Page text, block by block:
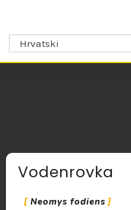
Hrvatski
Vodenrovka
Neomys fodiens